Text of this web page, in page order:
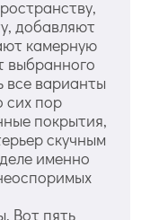
добавляют
камерную
выбранного
варианты
сих пор
покрытия,
скучным
именно
Вот пять